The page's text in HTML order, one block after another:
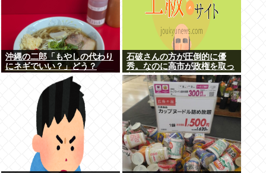
沖縄の二郎「もやしの代わり
にネギでいい？」どう？
石破さんの方が圧倒的に優
秀。なのに高市が政権を取っ
たのはおかしい